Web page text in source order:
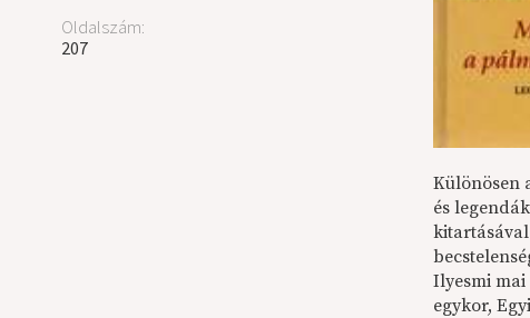
Oldalszám:
207
Különösen
és
Ilyesmi
egykor,